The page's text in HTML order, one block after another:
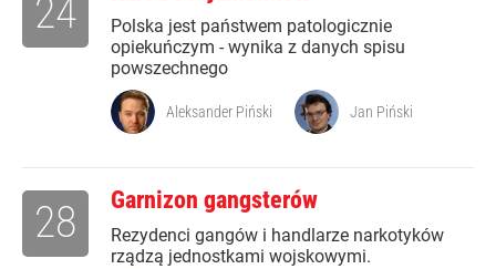
Polska jest państwem patologicznie
opiekuńczym - wynika z danych spisu
powszechnego
24
Aleksander Piński Jan Piński
Garnizon gangsterów
Rezydenci gangów i handlarze narkotyków
rządzą jednostkami wojskowymi.
28